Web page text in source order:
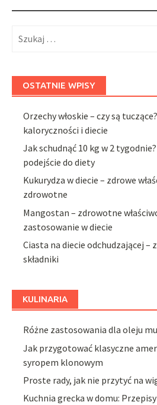
OSTATNIE WPISY
Orzechy włoskie – czy są
kaloryczności i diecie
Jak schudnąć 10 kg w 2
podejście do diety
Kukurydza w diecie – zdrowe
zdrowotne
Mangostan – zdrowotne
zastosowanie w diecie
Ciasta na diecie odchudzającej –
składniki
KULINARIA
Różne zastosowania dla oleju
Jak przygotować klasyczne
syropem klonowym
Proste rady, jak nie przytyć na
Kuchnia grecka w domu: